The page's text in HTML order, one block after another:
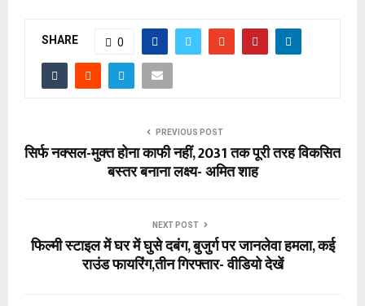
SHARE 0
PREVIOUS POST
सिर्फ नक्सल-मुक्त होना काफी नहीं, 2031 तक पूरी तरह विकसित
बस्तर बनाना लक्ष्य- अमित शाह
NEXT POST
फिल्मी स्टाइल में घर में घुसे दबंग, बुजुर्ग पर जानलेवा हमला, कई
राउंड फायरिंग,तीन गिरफ्तार- वीडियो देखें